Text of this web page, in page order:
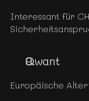
Interessant für
Qwant
Europäische